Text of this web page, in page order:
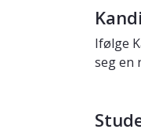
Ifølge
seg en